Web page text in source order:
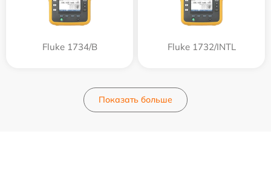
Fluke 1734/B Fluke 1732/INTL
Показать больше